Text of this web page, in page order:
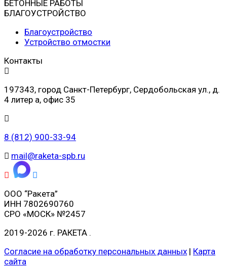
БЕТОННЫЕ РАБОТЫ
БЛАГОУСТРОЙСТВО
Благоустройство
Устройство отмостки
Контакты
197343, город Санкт-Петербург, Сердобольская ул., д.
4 литер а, офис 35
8 (812) 900-33-94
mail@raketa-spb.ru
ООО “Ракета”
ИНН 7802690760
СРО «МОСК» №2457
2019-2026 г. РАКЕТА .
Согласие на обработку персональных данных | Карта
сайта